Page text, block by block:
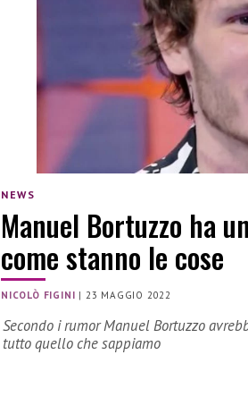
NEWS
Manuel Bortuzzo ha
come stanno le cose
NICOLÒ FIGINI | 23 MAGGIO 2022
Secondo i rumor Manuel Bortuzzo
tutto quello che sappiamo